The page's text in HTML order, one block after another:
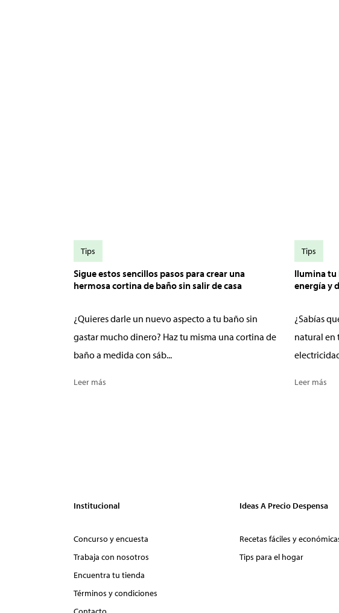
Sigue estos sencillos pasos para crear una
hermosa cortina de baño sin salir de casa
¿Quieres darle un nuevo aspecto a tu baño sin
gastar mucho dinero? Haz tu misma una cortina de
baño a medida con sáb...
Leer más
Tips
Ilumina tu
energía y
¿Sabías
natural en
Leer más
Tips
Institucional
Concurso y encuesta
Trabaja con nosotros
Encuentra tu tienda
Términos y condiciones
Ideas A Precio Despensa
Recetas fáciles y
Tips para el hogar